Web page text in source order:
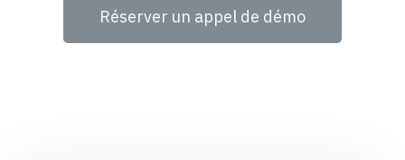
Réserver un appel de démo